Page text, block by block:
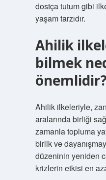
dostça tutum gibi
yaşam tarzıdır.
Ahilik
bilmek
Ahilik ilkeleriyle,
aralarında birliği
zamanla topluma
birlik ve
düzeninin yeniden
krizlerin etkisi en